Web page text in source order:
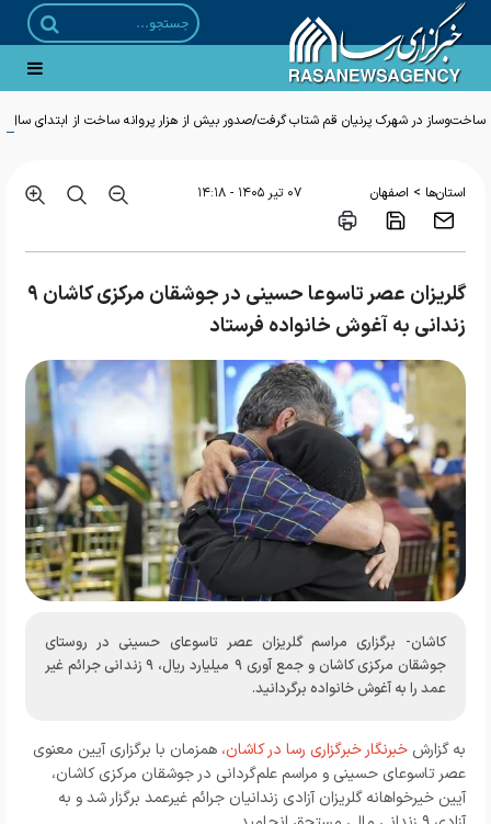
ساخت‌وساز در شهرک پرنیان قم شتاب گرفت/صدور بیش از هزار پروانه ساخت از ابتدای سال
استان‌ها > اصفهان ۰۷ تير ۱۴۰۵ - ۱۴:۱۸
گلریزان عصر تاسوعا حسینی در جوشقان مرکزی کاشان ۹
زندانی به آغوش خانواده فرستاد
کاشان- برگزاری مراسم گلریزان عصر تاسوعای حسینی در روستای
جوشقان مرکزی کاشان و جمع آوری ۹ میلیارد ریال، ۹ زندانی جرائم غیر
عمد را به آغوش خانواده برگردانید.
به گزارش خبرنگار خبرگزاری رسا در کاشان، همزمان با برگزاری آیین معنوی
عصر تاسوعای حسینی و مراسم علم‌گردانی در جوشقان مرکزی کاشان،
آیین خیرخواهانه گلریزان آزادی زندانیان جرائم غیرعمد برگزار شد و به